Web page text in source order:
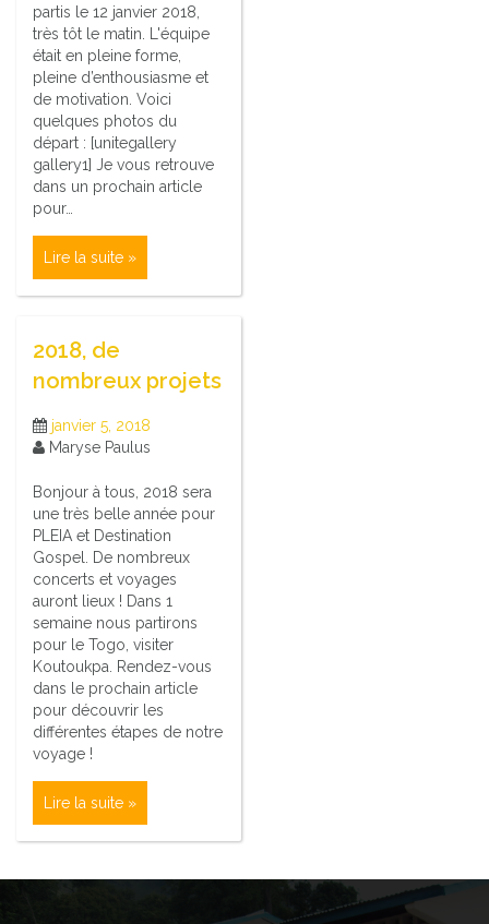
partis le 12 janvier 2018,
très tôt le matin. L'équipe
était en pleine forme,
pleine d’enthousiasme et
de motivation. Voici
quelques photos du
départ : [unitegallery
gallery1] Je vous retrouve
dans un prochain article
pour…
Lire la suite »
2018, de
nombreux projets
janvier 5, 2018
Maryse Paulus
Bonjour à tous, 2018 sera
une très belle année pour
PLEIA et Destination
Gospel. De nombreux
concerts et voyages
auront lieux ! Dans 1
semaine nous partirons
pour le Togo, visiter
Koutoukpa. Rendez-vous
dans le prochain article
pour découvrir les
différentes étapes de notre
voyage !
Lire la suite »